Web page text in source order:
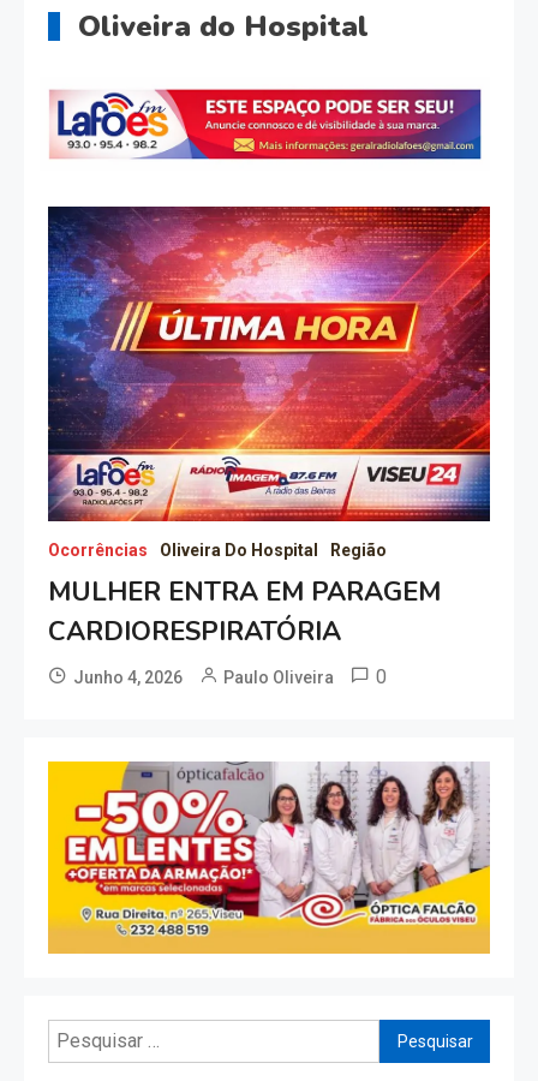
Oliveira do Hospital
Ocorrências Oliveira Do Hospital Região
MULHER ENTRA EM PARAGEM
CARDIORESPIRATÓRIA
Junho 4, 2026 Paulo Oliveira 0
Pesquisar
por: